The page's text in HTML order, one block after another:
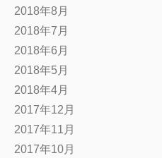
2018年8月
2018年7月
2018年6月
2018年5月
2018年4月
2017年12月
2017年11月
2017年10月